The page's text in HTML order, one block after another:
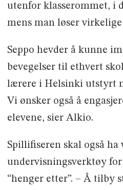
utenfor klasserommet, i
mens man løser virkelige
Seppo hevder å kunne
bevegelser til ethvert
lærere i Helsinki utstyrt
Vi ønsker også å
elevene, sier Alkio.
Spillifiseren skal også
undervisningsverktøy
“henger etter”. – Å tilby